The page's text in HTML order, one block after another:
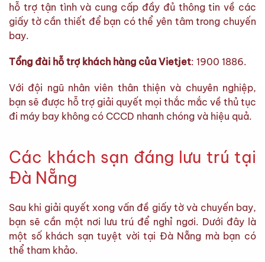
hỗ trợ tận tình và cung cấp đầy đủ thông tin về các
giấy tờ cần thiết để bạn có thể yên tâm trong chuyến
bay.
Tổng đài hỗ trợ khách hàng của Vietjet: 1900 1886.
Với đội ngũ nhân viên thân thiện và chuyên nghiệp,
bạn sẽ được hỗ trợ giải quyết mọi thắc mắc về thủ tục
đi máy bay không có CCCD nhanh chóng và hiệu quả.
Các khách sạn đáng lưu trú tại
Đà Nẵng
Sau khi giải quyết xong vấn đề giấy tờ và chuyến bay,
bạn sẽ cần một nơi lưu trú để nghỉ ngơi. Dưới đây là
một số khách sạn tuyệt vời tại Đà Nẵng mà bạn có
thể tham khảo.